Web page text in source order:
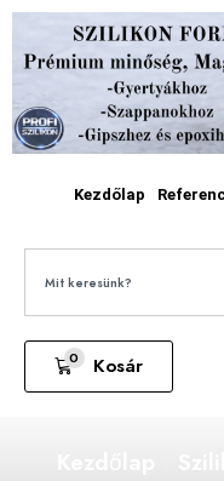
Kezdőlap
0 Kosár